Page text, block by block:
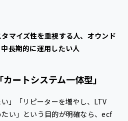
マイズ性を重視する人、オウンド
長期的に運用したい人
ートシステム一体型」
い」「リピーターを増やし、LTV
い」という目的が明確なら、ecf